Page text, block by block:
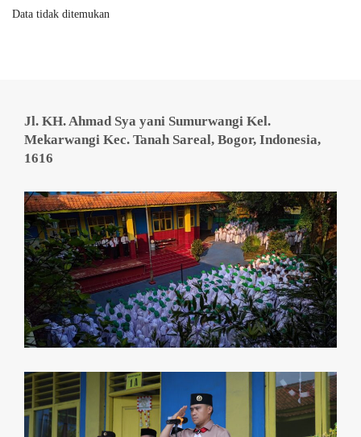
Data tidak ditemukan
Jl. KH. Ahmad Sya yani Sumurwangi Kel.
Mekarwangi Kec. Tanah Sareal, Bogor, Indonesia,
1616